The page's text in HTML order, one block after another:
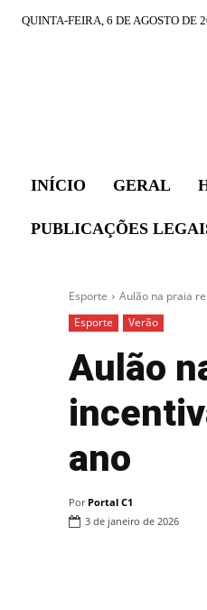
QUINTA-FEIRA, 6 DE AGOSTO DE
INÍCIO GERAL
PUBLICAÇÕES
Esporte
Aulão na praia
Esporte
Verão
Aulão
ano
Por Portal C1
3 de janeiro de 2026